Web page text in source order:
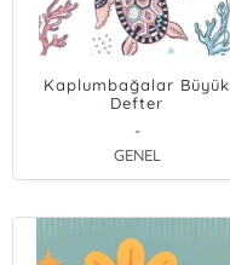
Kaplumbağalar Büyük
Defter
-
GENEL